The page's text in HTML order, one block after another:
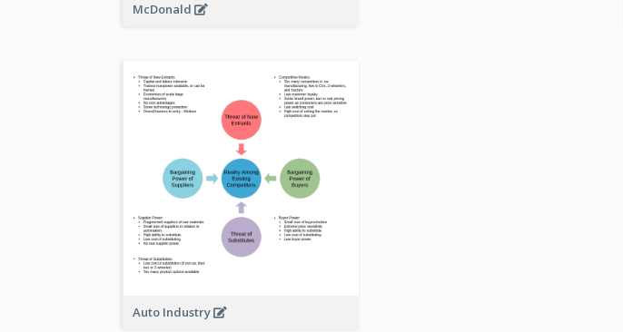
McDonald
Auto Industry